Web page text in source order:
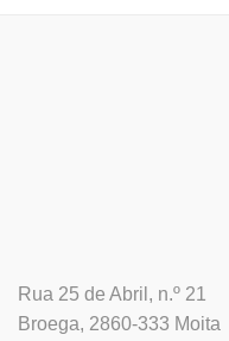
Rua 25 de Abril, n.º 21
Broega, 2860-333 Moita